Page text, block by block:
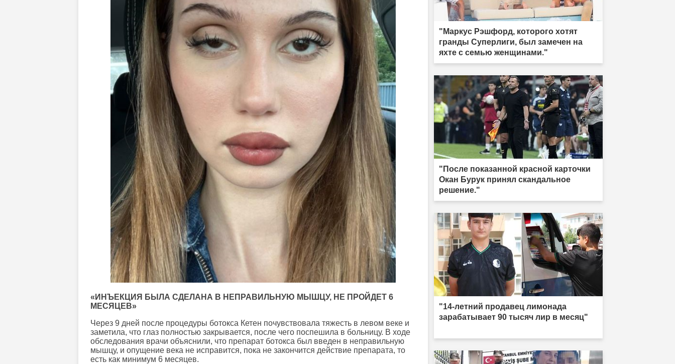
«ИНЪЕКЦИЯ БЫЛА СДЕЛАНА В НЕПРАВИЛЬНУЮ МЫШЦУ, НЕ ПРОЙДЕТ 6
МЕСЯЦЕВ»
Через 9 дней после процедуры ботокса Кетен почувствовала тяжесть в левом веке и
заметила, что глаз полностью закрывается, после чего поспешила в больницу. В ходе
обследования врачи объяснили, что препарат ботокса был введен в неправильную
мышцу, и опущение века не исправится, пока не закончится действие препарата, то
есть как минимум 6 месяцев.
"Маркус Рэшфорд, которого хотят
гранды Суперлиги, был замечен на
яхте с семью женщинами."
"После показанной красной карточки
Окан Бурук принял скандальное
решение."
"14-летний продавец лимонада
зарабатывает 90 тысяч лир в месяц"